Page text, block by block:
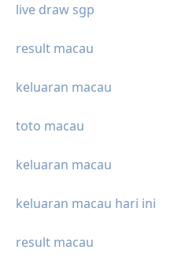
live draw sgp
result macau
keluaran macau
toto macau
keluaran macau
keluaran macau hari ini
result macau